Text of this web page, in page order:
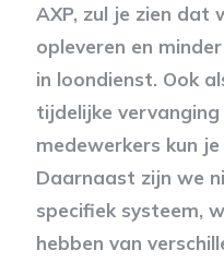
AXP, zul je zien dat
opleveren en
in loondienst. Ook
tijdelijke
medewerkers kun
Daarnaast zijn we
specifiek systeem,
hebben van